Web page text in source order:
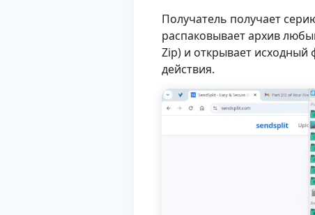
Получатель получает
распаковывает архив
Zip) и открывает исходный
действия.